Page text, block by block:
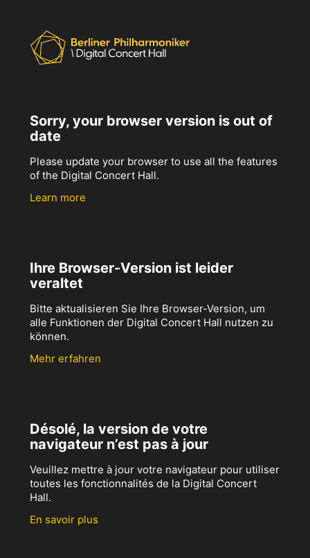
Sorry, your browser version is out of
date
Please update your browser to use all the features
of the Digital Concert Hall.
Learn more
Ihre Browser-Version ist leider
veraltet
Bitte aktualisieren Sie Ihre Browser-Version, um
alle Funktionen der Digital Concert Hall nutzen zu
können.
Mehr erfahren
Désolé, la version de votre
navigateur n’est pas à jour
Veuillez mettre à jour votre navigateur pour utiliser
toutes les fonctionnalités de la Digital Concert
Hall.
En savoir plus